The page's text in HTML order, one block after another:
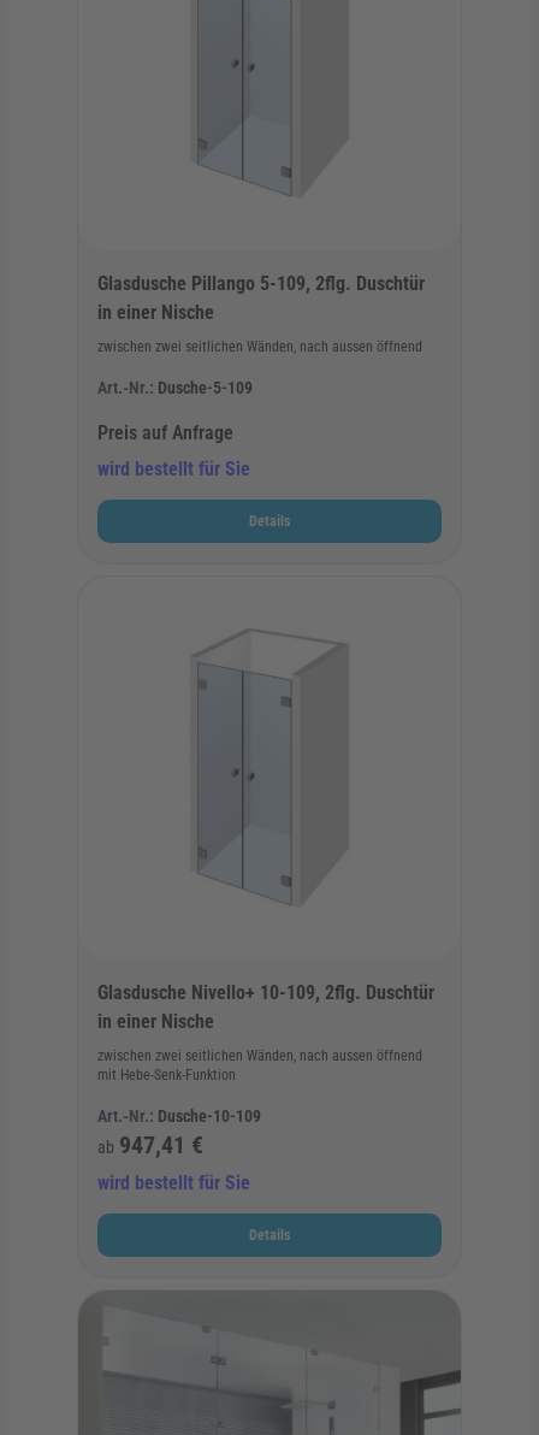
Glasdusche Pillango 5-109, 2flg. Duschtür
in einer Nische
zwischen zwei seitlichen Wänden, nach aussen öffnend
Art.-Nr.: Dusche-5-109
Preis auf Anfrage
wird bestellt für Sie
Details
Glasdusche Nivello+ 10-109, 2flg. Duschtür
in einer Nische
zwischen zwei seitlichen Wänden, nach aussen öffnend
mit Hebe-Senk-Funktion
Art.-Nr.: Dusche-10-109
ab 947,41 €
wird bestellt für Sie
Details